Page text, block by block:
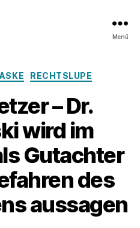
Menü
Kategorien
RECHTSLUPE
– Dr.
wird im
Gutachter
des
aussagen